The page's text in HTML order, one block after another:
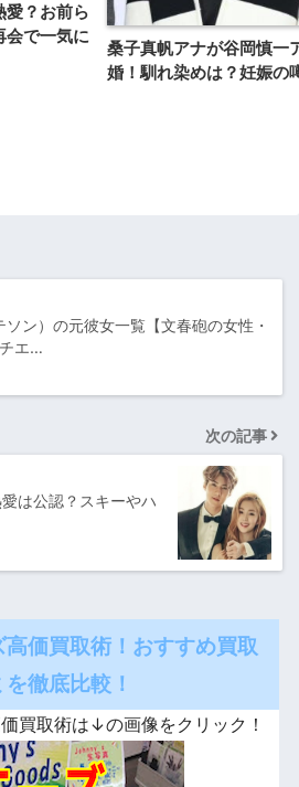
愛？お前ら
会で一気に
桑子真帆アナが谷岡慎一
婚！馴れ染めは？妊娠の
ン）の元彼女一覧【文春砲の女性・
エ…
次の記事
は公認？スキーやハ
価買取術！おすすめ買取
徹底比較！
買取術は↓の画像をクリック！